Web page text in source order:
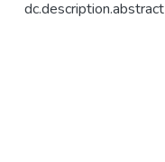
dc.description.abstract